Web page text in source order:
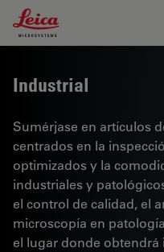
Leica Microsystems Logo
Industrial
Sumérjase en artículos
centrados en la
optimizados y la
industriales y
el control de calidad, el
microscopía en
el lugar donde